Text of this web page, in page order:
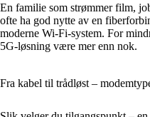
En familie som strømmer film,
ofte ha god nytte av en
moderne Wi-Fi-system. For
5G-løsning være mer enn nok.
Fra kabel til trådløst –